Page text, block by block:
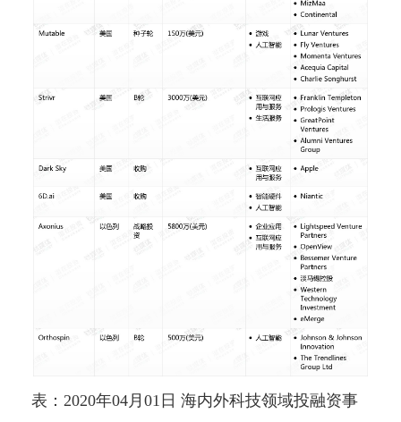
表：2020年04月01日 海内外科技领域投融资事